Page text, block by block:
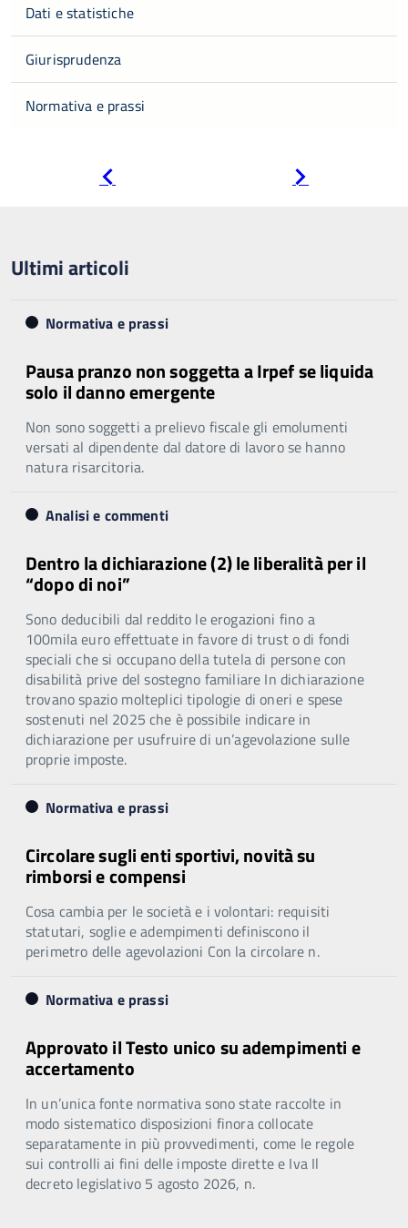
Dati e statistiche
Giurisprudenza
Normativa e prassi
Ultimi articoli
Normativa e prassi
Pausa pranzo non soggetta a Irpef se liquida
solo il danno emergente
Non sono soggetti a prelievo fiscale gli emolumenti
versati al dipendente dal datore di lavoro se hanno
natura risarcitoria.
Analisi e commenti
Dentro la dichiarazione (2) le liberalità per il
“dopo di noi”
Sono deducibili dal reddito le erogazioni fino a
100mila euro effettuate in favore di trust o di fondi
speciali che si occupano della tutela di persone con
disabilità prive del sostegno familiare In dichiarazione
trovano spazio molteplici tipologie di oneri e spese
sostenuti nel 2025 che è possibile indicare in
dichiarazione per usufruire di un’agevolazione sulle
proprie imposte.
Normativa e prassi
Circolare sugli enti sportivi, novità su
rimborsi e compensi
Cosa cambia per le società e i volontari: requisiti
statutari, soglie e adempimenti definiscono il
perimetro delle agevolazioni Con la circolare n.
Normativa e prassi
Approvato il Testo unico su adempimenti e
accertamento
In un’unica fonte normativa sono state raccolte in
modo sistematico disposizioni finora collocate
separatamente in più provvedimenti, come le regole
sui controlli ai fini delle imposte dirette e Iva Il
decreto legislativo 5 agosto 2026, n.